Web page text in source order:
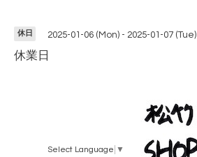
休日 2025-01-06 (Mon) - 2025-01-07 (Tue)
休業日
Select Language ▼